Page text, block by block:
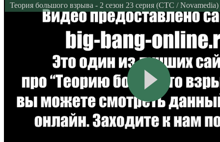
Теория большого взрыва - 2 сезон 23 серия (СТС / Novamedia)